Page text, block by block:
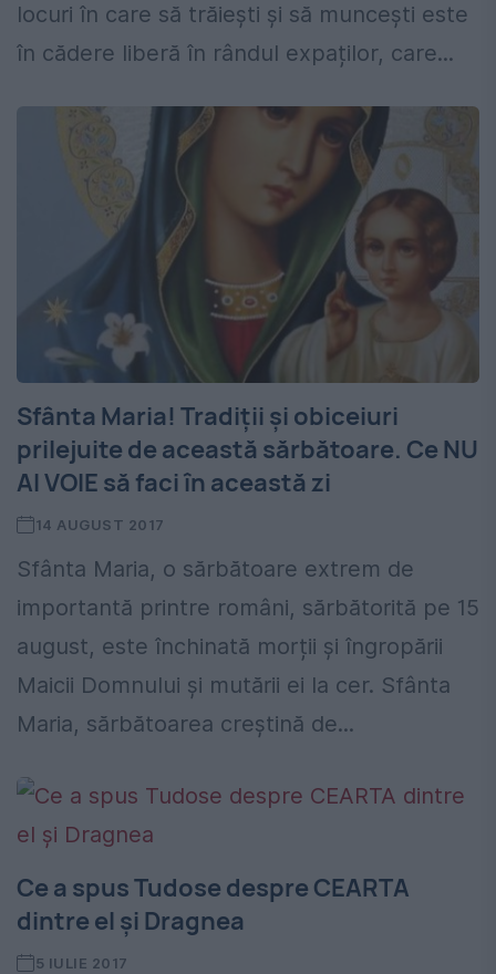
locuri în care să trăiești și să muncești este
în cădere liberă în rândul expaților, care...
Sfânta Maria! Tradiții și obiceiuri
prilejuite de această sărbătoare. Ce NU
AI VOIE să faci în această zi
14 AUGUST 2017
Sfânta Maria, o sărbătoare extrem de
importantă printre români, sărbătorită pe 15
august, este închinată morții și îngropării
Maicii Domnului și mutării ei la cer. Sfânta
Maria, sărbătoarea creștină de...
Ce a spus Tudose despre CEARTA
dintre el și Dragnea
5 IULIE 2017